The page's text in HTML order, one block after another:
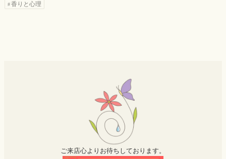
香りと心理
ご来店心よりお待ちしております。